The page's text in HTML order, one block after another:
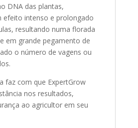
DNA das plantas,
efeito intenso e prolongado
resultando numa florada
em grande pegamento de
o número de vagens ou
faz com que ExpertGrow
nos resultados,
ao agricultor em seu